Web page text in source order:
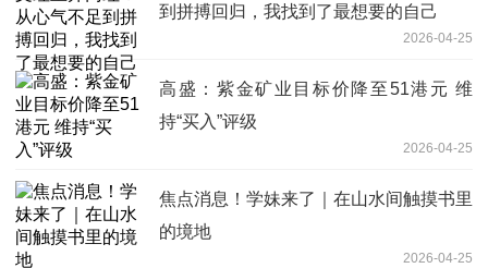
到拼搏回归，我找到了最想要的自己
2026-04-25
高盛：紫金矿业目标价降至51港元 维
持“买入”评级
2026-04-25
焦点消息！学妹来了｜在山水间触摸书里
的境地
2026-04-25